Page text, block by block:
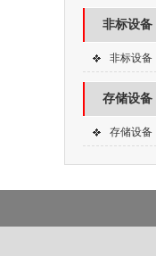
非标设备
非标设备
存储设备
存储设备